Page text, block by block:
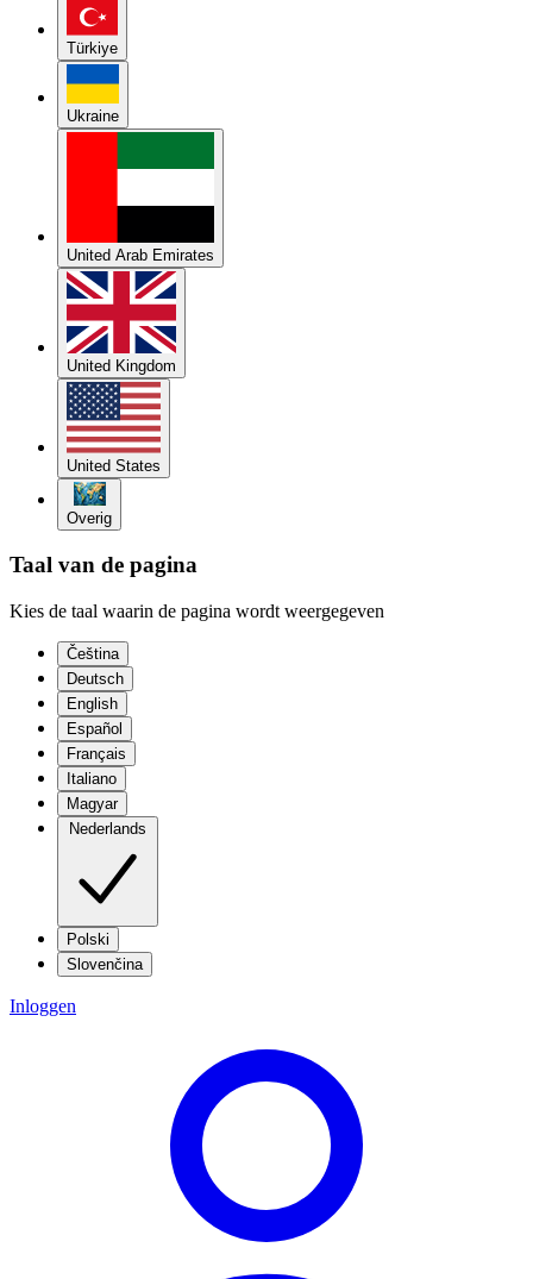
Türkiye
Ukraine
United Arab Emirates
United Kingdom
United States
Overig
Taal van de pagina
Kies de taal waarin de pagina wordt weergegeven
Čeština
Deutsch
English
Español
Français
Italiano
Magyar
Nederlands
Polski
Slovenčina
Inloggen